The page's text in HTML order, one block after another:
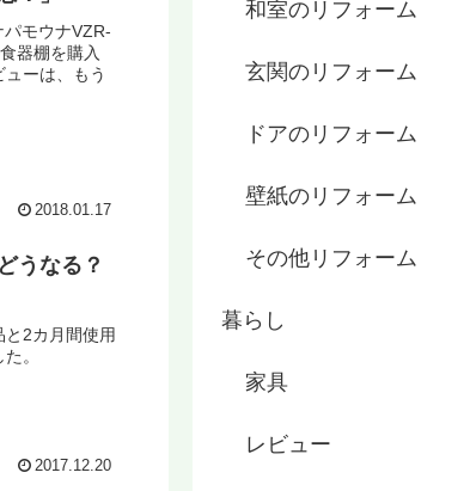
モウナVZR-
器棚を購入
ーは、もう
2018.01.17
うなる？
2カ月間使用
。
2017.12.20
和室のリフォーム
玄関のリフォーム
ドアのリフォーム
壁紙のリフォーム
その他リフォーム
暮らし
家具
レビュー